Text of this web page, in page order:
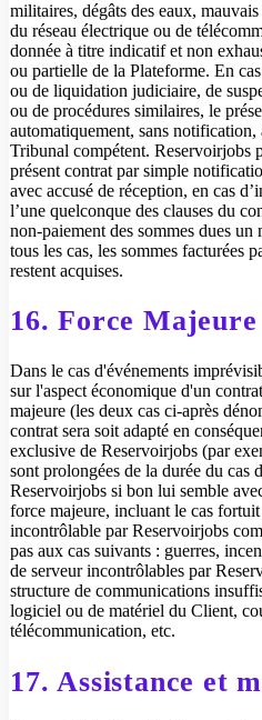
militaires, dégâts des eaux,
du réseau électrique ou de
donnée à titre indicatif et non
ou partielle de la Plateforme. En
ou de liquidation judiciaire, de
ou de procédures similaires, le
automatiquement, sans
Tribunal compétent. Reservoirjobs
présent contrat par simple
avec accusé de réception, en cas
l’une quelconque des clauses du
non-paiement des sommes dues un
tous les cas, les sommes facturées
restent acquises.
16. Force Majeure
Dans le cas d'événements
sur l'aspect économique d'un
majeure (les deux cas ci-après
contrat sera soit adapté en
exclusive de Reservoirjobs (par
sont prolongées de la durée du cas
Reservoirjobs si bon lui semble
force majeure, incluant le cas
incontrôlable par Reservoirjobs
pas aux cas suivants : guerres,
de serveur incontrôlables par
structure de communications
logiciel ou de matériel du Client,
télécommunication, etc.
17. Assistance et